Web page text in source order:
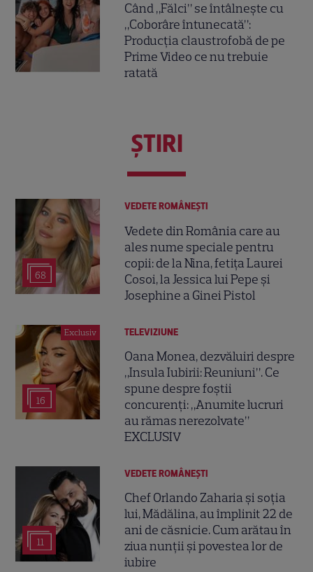
Când „Fălci” se întâlnește cu
„Coborâre întunecată”:
Producția claustrofobă de pe
Prime Video ce nu trebuie
ratată
ŞTIRI
68
VEDETE ROMÂNEŞTI
Vedete din România care au
ales nume speciale pentru
copii: de la Nina, fetița Laurei
Cosoi, la Jessica lui Pepe și
Josephine a Ginei Pistol
Exclusiv
16
TELEVIZIUNE
Oana Monea, dezvăluiri despre
„Insula Iubirii: Reuniuni”. Ce
spune despre foștii
concurenți: „Anumite lucruri
au rămas nerezolvate”
EXCLUSIV
11
VEDETE ROMÂNEŞTI
Chef Orlando Zaharia și soția
lui, Mădălina, au împlinit 22 de
ani de căsnicie. Cum arătau în
ziua nunții și povestea lor de
iubire